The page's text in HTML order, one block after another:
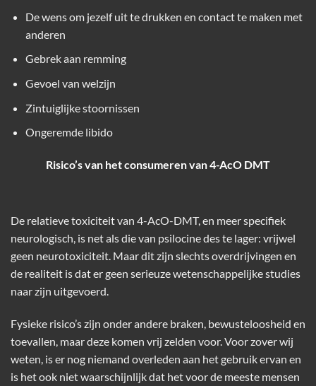
De wens om jezelf uit te drukken en contact te maken met
anderen
Gebrek aan remming
Gevoel van welzijn
Zintuiglijke stoornissen
Ongeremde libido
Risico’s van het consumeren van 4-AcO DMT
De relatieve toxiciteit van 4-AcO-DMT, en meer specifiek
neurologisch, is net als die van psilocine des te lager: vrijwel
geen neurotoxiciteit. Maar dit zijn slechts overdrijvingen en
de realiteit is dat er geen serieuze wetenschappelijke studies
naar zijn uitgevoerd.
Fysieke risico’s zijn onder andere braken, bewusteloosheid en
toevallen, maar deze komen vrij zelden voor. Voor zover wij
weten, is er nog niemand overleden aan het gebruik ervan en
is het ook niet waarschijnlijk dat het voor de meeste mensen